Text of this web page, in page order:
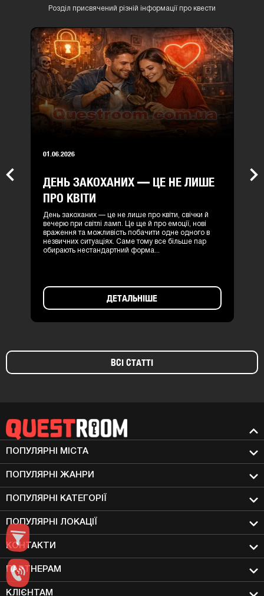
Розділ присвячений різній інформації про квести
Previous
ДЕНЬ ЗАКОХАНИХ — ЦЕ НЕ ЛИШЕ
ПРО КВІТИ
День закоханих — це не лише про квіти, свічки й
вечерю при світлі ламп. Це ще й про емоції, нові
враження та можливість побачити одне одного в
незвичних ситуаціях. Саме тому все більше пар
обирають нестандартний форма...
01.06.2026
ДЕТАЛЬНІШЕ
ВСІ СТАТТІ
ПОПУЛЯРНІ МIСТА
ПОПУЛЯРНІ ЖАНРИ
ПОПУЛЯРНІ КАТЕГОРІЇ
ПОПУЛЯРНІ ЛОКАЦІЇ
КОНТАКТИ
ПАРТНЕРАМ
КЛІЄНТАМ